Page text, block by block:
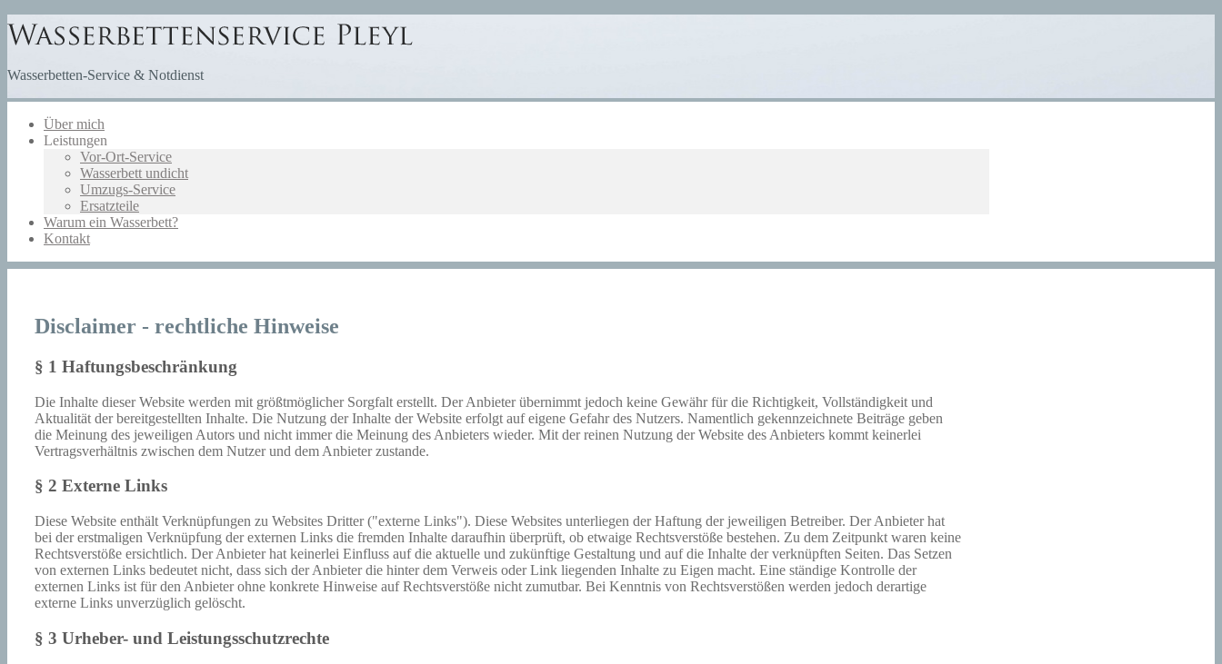
Wasserbetten-Service & Notdienst
Über mich
Leistungen
Vor-Ort-Service
Wasserbett undicht
Umzugs-Service
Ersatzteile
Warum ein Wasserbett?
Kontakt
Disclaimer - rechtliche Hinweise
§ 1 Haftungsbeschränkung
Die Inhalte dieser Website werden mit größtmöglicher Sorgfalt erstellt. Der Anbieter übernimmt jedoch keine Gewähr für die Richtigkeit, Vollständigkeit und
Aktualität der bereitgestellten Inhalte. Die Nutzung der Inhalte der Website erfolgt auf eigene Gefahr des Nutzers. Namentlich gekennzeichnete Beiträge geben
die Meinung des jeweiligen Autors und nicht immer die Meinung des Anbieters wieder. Mit der reinen Nutzung der Website des Anbieters kommt keinerlei
Vertragsverhältnis zwischen dem Nutzer und dem Anbieter zustande.
§ 2 Externe Links
Diese Website enthält Verknüpfungen zu Websites Dritter ("externe Links"). Diese Websites unterliegen der Haftung der jeweiligen Betreiber. Der Anbieter hat
bei der erstmaligen Verknüpfung der externen Links die fremden Inhalte daraufhin überprüft, ob etwaige Rechtsverstöße bestehen. Zu dem Zeitpunkt waren keine
Rechtsverstöße ersichtlich. Der Anbieter hat keinerlei Einfluss auf die aktuelle und zukünftige Gestaltung und auf die Inhalte der verknüpften Seiten. Das Setzen
von externen Links bedeutet nicht, dass sich der Anbieter die hinter dem Verweis oder Link liegenden Inhalte zu Eigen macht. Eine ständige Kontrolle der
externen Links ist für den Anbieter ohne konkrete Hinweise auf Rechtsverstöße nicht zumutbar. Bei Kenntnis von Rechtsverstößen werden jedoch derartige
externe Links unverzüglich gelöscht.
§ 3 Urheber- und Leistungsschutzrechte